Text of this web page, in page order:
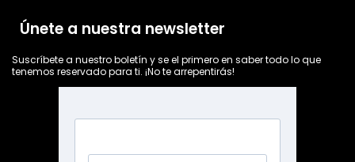
Únete a nuestra newsletter
Suscríbete a nuestro boletín y se el primero en saber todo lo que
tenemos reservado para ti. ¡No te arrepentirás!